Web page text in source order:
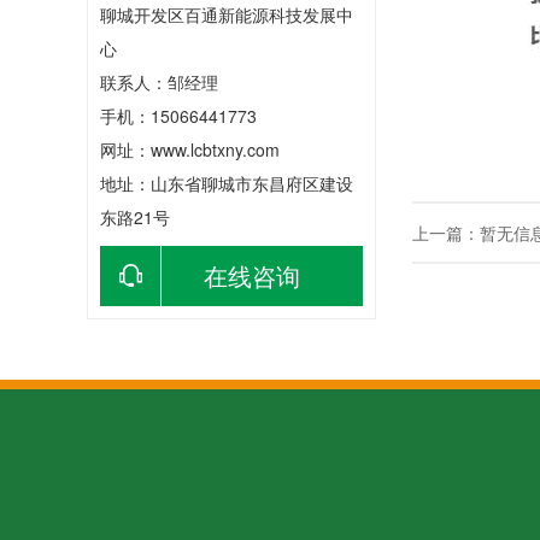
聊城开发区百通新能源科技发展中
心
联系人：邹经理
手机：15066441773
网址：www.lcbtxny.com
地址：山东省聊城市东昌府区建设
东路21号
在线咨询
上一篇：暂无信